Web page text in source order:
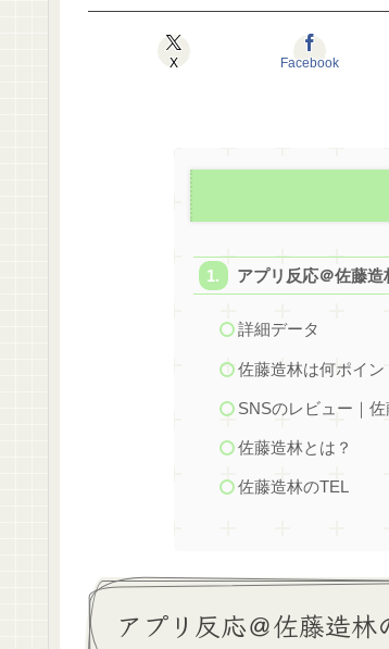
X Facebook
アプリ反応＠佐藤
詳細データ
佐藤造林は何ポイン
SNSのレビュー｜
佐藤造林とは？
佐藤造林のTEL
アプリ反応＠佐藤造